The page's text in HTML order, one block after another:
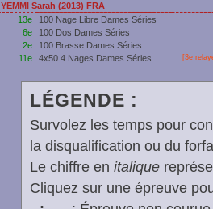
YEMMI Sarah (2013) FRA
13e
100 Nage Libre Dames Séries
6e
100 Dos Dames Séries
2e
100 Brasse Dames Séries
11e
4x50 4 Nages Dames Séries [3e
LÉGENDE :
Survolez les temps pour
la disqualification ou du
Le chiffre en italique
Cliquez sur une épreuve